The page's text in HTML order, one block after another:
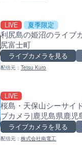
LIVE 夏季限定
利尻島の姫沼のライブ
尻富士町
ライブカメラを見る
配信元： Tetsu Kuro
LIVE
桜島・天保山シーサイ
ブカメラ|鹿児島県鹿児
ライブカメラを見る
配信元： 株式会社南電工